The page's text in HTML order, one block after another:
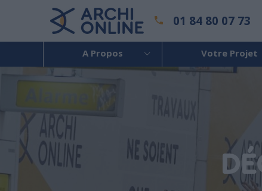
01 84 80 07 73
A Propos Votre Projet